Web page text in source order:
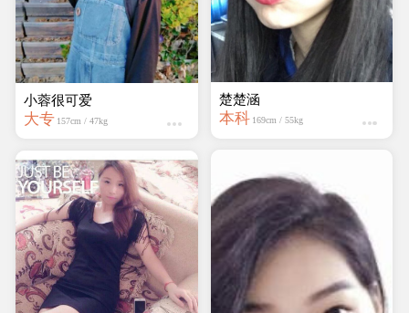
小蓉很可爱
大专 157cm / 47kg
楚楚涵
本科 169cm / 55kg